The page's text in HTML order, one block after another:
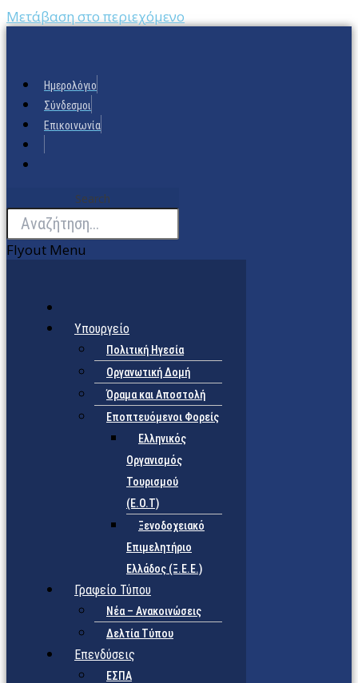
Μετάβαση στο περιεχόμενο
Ημερολόγιο
Σύνδεσμοι
Επικοινωνία
Search
Flyout Menu
Υπουργείο
Πολιτική Ηγεσία
Οργανωτική Δομή
Όραμα και Αποστολή
Εποπτευόμενοι Φορείς
Eλληνικός
Οργανισμός
Τουρισμού
(Ε.Ο.Τ)
Ξενοδοχειακό
Επιμελητήριο
Ελλάδος (Ξ.Ε.Ε.)
Γραφείο Τύπου
Νέα – Ανακοινώσεις
Δελτία Τύπου
Επενδύσεις
ΕΣΠΑ